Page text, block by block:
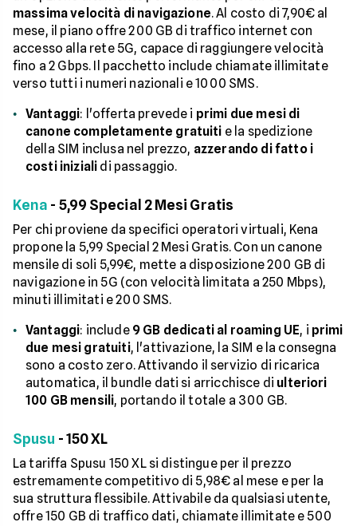
massima velocità di navigazione. Al costo di 7,90€ al
mese, il piano offre 200 GB di traffico internet con
accesso alla rete 5G, capace di raggiungere velocità
fino a 2 Gbps. Il pacchetto include chiamate illimitate
verso tutti i numeri nazionali e 1000 SMS.
Vantaggi: l'offerta prevede i primi due mesi di
canone completamente gratuiti e la spedizione
della SIM inclusa nel prezzo, azzerando di fatto i
costi iniziali di passaggio.
Kena - 5,99 Special 2 Mesi Gratis
Per chi proviene da specifici operatori virtuali, Kena
propone la 5,99 Special 2 Mesi Gratis. Con un canone
mensile di soli 5,99€, mette a disposizione 200 GB di
navigazione in 5G (con velocità limitata a 250 Mbps),
minuti illimitati e 200 SMS.
Vantaggi: include 9 GB dedicati al roaming UE, i primi
due mesi gratuiti, l'attivazione, la SIM e la consegna
sono a costo zero. Attivando il servizio di ricarica
automatica, il bundle dati si arricchisce di ulteriori
100 GB mensili, portando il totale a 300 GB.
Spusu - 150 XL
La tariffa Spusu 150 XL si distingue per il prezzo
estremamente competitivo di 5,98€ al mese e per la
sua struttura flessibile. Attivabile da qualsiasi utente,
offre 150 GB di traffico dati, chiamate illimitate e 500